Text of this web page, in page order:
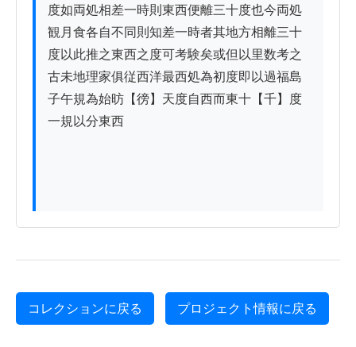
度如両処相差一時則東西便離三十度也今両処
観月食各自不同則知差一時者其地方相離三十
度以此推之東西之度可考験矣或但以里数考之
古未地理家俱従西洋最西処為初度即以過福島
子午規為始昉【徬】天度自西而東十【千】度
一規以分東西
コレクションに戻る プロジェクト情報に戻る